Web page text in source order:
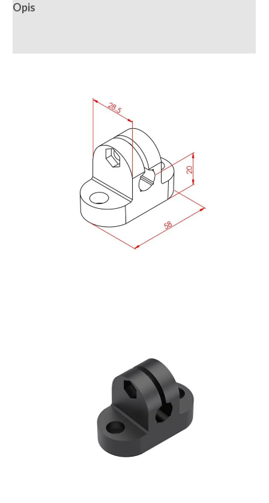
Opis